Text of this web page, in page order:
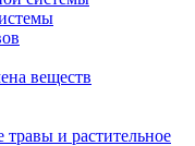
веществ
и растительное